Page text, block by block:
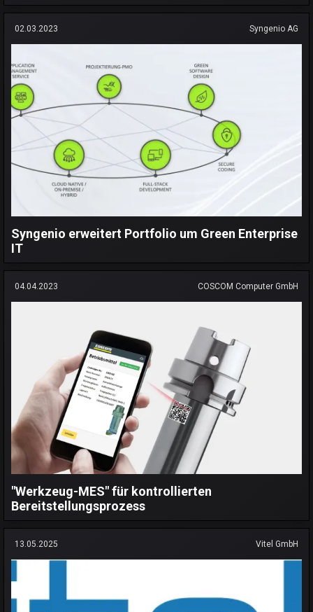
02.03.2023 Syngenio AG
Syngenio erweitert Portfolio um Green Enterprise
IT
04.04.2023 COSCOM Computer GmbH
"Werkzeug-MES" für kontrollierten
Bereitstellungsprozess
13.05.2025 Vitel GmbH